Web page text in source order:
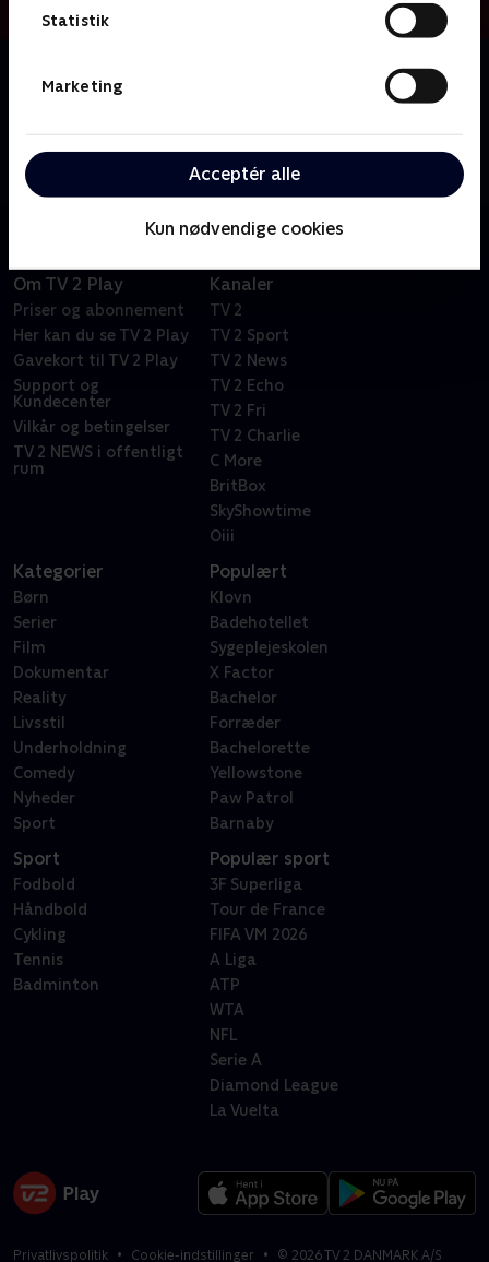
Statistik
Marketing
Acceptér alle
Kun nødvendige cookies
Skyggesiden går i detaljen med de største aktuelle
garvede og vidende krimijournalister Janni Pedersen
og Carsten Norton.
Om TV 2 Play
Priser og abonnement
Her kan du se TV 2 Play
Gavekort til TV 2 Play
Support og
Kundecenter
Vilkår og betingelser
TV 2 NEWS i offentligt
rum
Kanaler
TV 2
TV 2 Sport
TV 2 News
TV 2 Echo
TV 2 Fri
TV 2 Charlie
C More
BritBox
SkyShowtime
Oiii
Kategorier
Børn
Serier
Film
Dokumentar
Reality
Livsstil
Underholdning
Comedy
Nyheder
Sport
Populært
Klovn
Badehotellet
Sygeplejeskolen
X Factor
Bachelor
Forræder
Bachelorette
Yellowstone
Paw Patrol
Barnaby
Sport
Fodbold
Håndbold
Cykling
Tennis
Badminton
Populær sport
3F Superliga
Tour de France
FIFA VM 2026
A Liga
ATP
WTA
NFL
Serie A
Diamond League
La Vuelta
Privatlivspolitik Cookie-indstillinger © 2026TV 2 DANMARK A/S